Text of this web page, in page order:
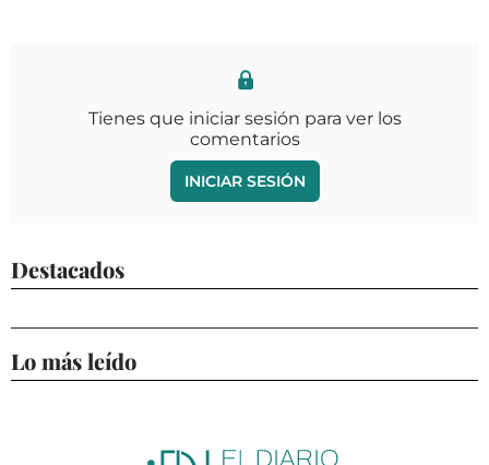
Tienes que iniciar sesión para ver los
comentarios
INICIAR SESIÓN
Destacados
Lo más leído